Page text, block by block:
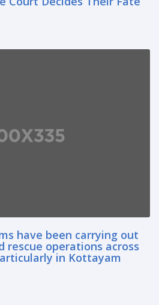
have been carrying out
rescue operations across
in Kottayam